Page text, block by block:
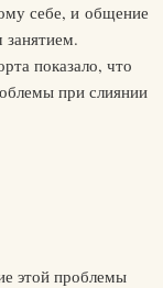
себе, и общение
показало, что
при слиянии
этой проблемы